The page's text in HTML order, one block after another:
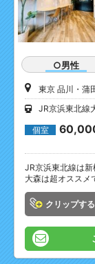
○男性
東京 品川・蒲
JR京浜東北線
個室
JR京浜東北線は
大森は超オススメ
クリップ